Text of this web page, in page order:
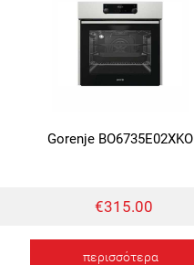
Gorenje BO6735E02XKO
€315.00
περισσότερα